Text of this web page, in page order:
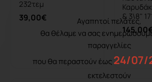
Αγαπητοί πελάτες,
θα θέλαμε να σας
παραγγελίες
που θα περαστούν έως24/07/
εκτελεστούν
232τεμ
39,00€
& 3\8"